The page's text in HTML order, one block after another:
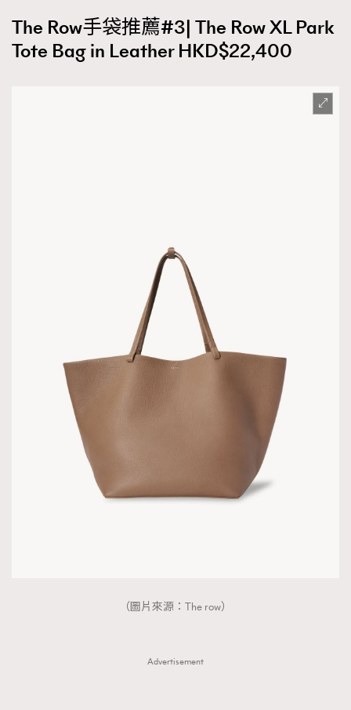
The Row手袋推薦#3| The Row XL Park
Tote Bag in Leather HKD$22,400
（圖片來源：The row）
Advertisement